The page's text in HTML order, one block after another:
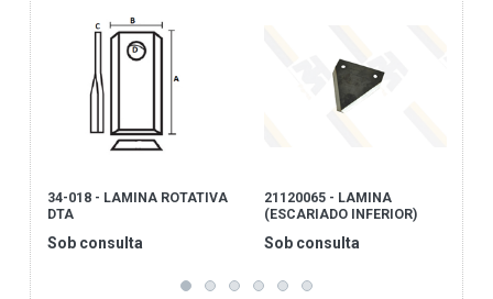
34-018 - LAMINA ROTATIVA
DTA
Sob consulta
21120065 - LAMINA
(ESCARIADO INFERIOR)
Sob consulta